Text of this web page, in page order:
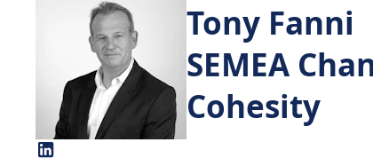
Tony Fanni
SEMEA
Cohesity